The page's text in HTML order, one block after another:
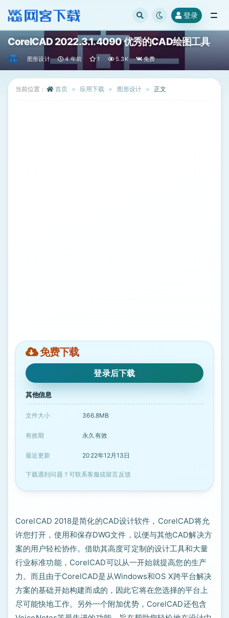
登录
CorelCAD 2022.3.1.4090 优秀的CAD绘图工具
图形设计 4 年前 1 5.3K 免费
当前位置： 首页 应用下载 图形设计 正文
免费下载
登录后下载
其他信息
文件大小 366.8MB
有效期 永久有效
最近更新 2022年12月13日
下载遇到问题？可联系客服或留言反馈
CorelCAD 2018是简化的CAD设计软件，CorelCAD将允
许您打开，使用和保存DWG文件，以便与其他CAD解决方
案的用户轻松协作。借助其高度可定制的设计工具和大量
行业标准功能，CorelCAD可以从一开始就提高您的生产
力。而且由于CorelCAD是从Windows和OS X跨平台解决
方案的基础开始构建而成的，因此它将在您选择的平台上
尽可能快地工作。另外一个附加优势，CorelCAD还包含
全部